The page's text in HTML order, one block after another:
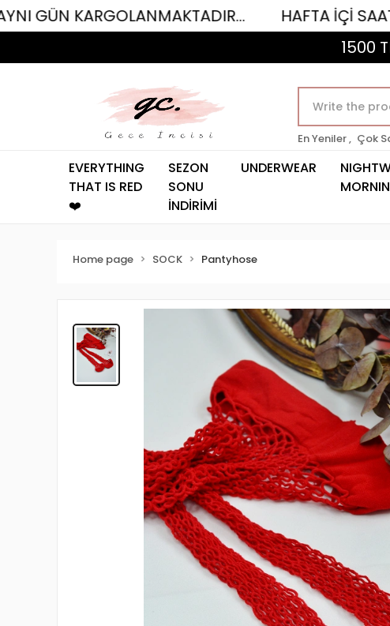
HAFTA İÇİ SAAT 12.00'YE
1500
En Yeniler , Çok
EVERYTHING
THAT IS RED
❤️
SEZON
SONU
İNDİRİMİ
UNDERWEAR
Home page SOCK Pantyhose